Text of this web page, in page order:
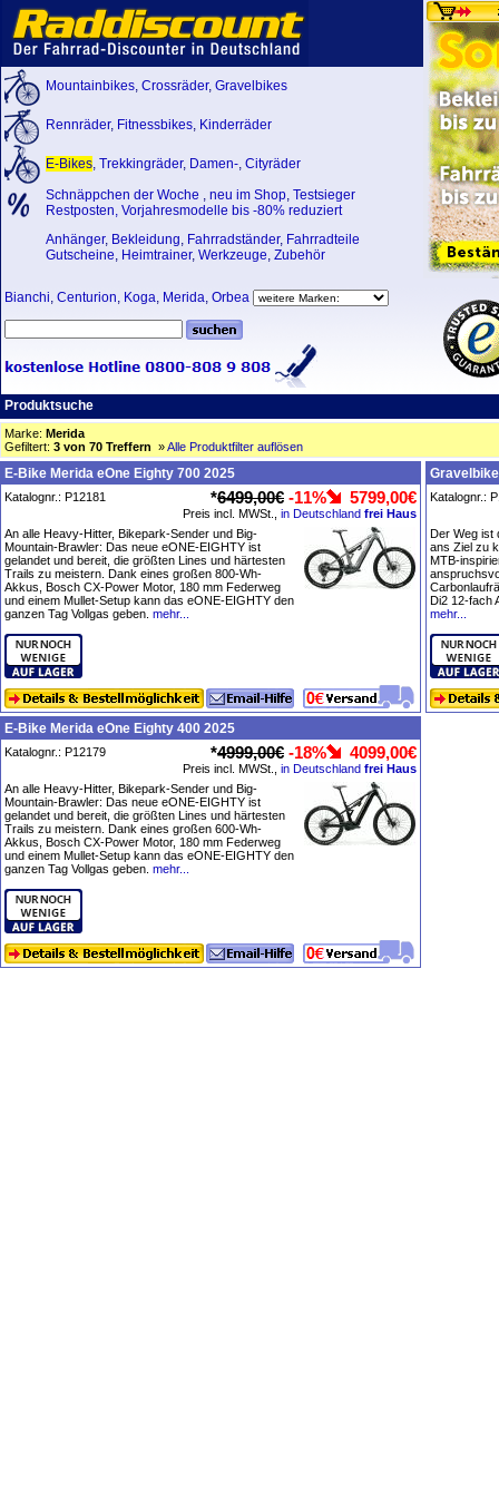
Mountainbikes, Crossräder, Gravelbikes
Rennräder, Fitnessbikes, Kinderräder
E-Bikes, Trekkingräder, Damen-, Cityräder
Schnäppchen der Woche , neu im Shop, Testsieger
Restposten, Vorjahresmodelle bis -80% reduziert
Anhänger, Bekleidung, Fahrradständer, Fahrradteile
Gutscheine, Heimtrainer, Werkzeuge, Zubehör
Bianchi, Centurion, Koga, Merida, Orbea
Produktsuche
Marke: Merida
Gefiltert: 3 von 70 Treffern »Alle Produktfilter auflösen
E-Bike Merida eOne Eighty 700 2025
Katalognr.: P12181 *6499,00€ -11% 5799,00€
Preis incl. MWSt., in Deutschland frei Haus
An alle Heavy-Hitter, Bikepark-Sender und Big-
Mountain-Brawler: Das neue eONE-EIGHTY ist
gelandet und bereit, die größten Lines und härtesten
Trails zu meistern. Dank eines großen 800-Wh-
Akkus, Bosch CX-Power Motor, 180 mm Federweg
und einem Mullet-Setup kann das eONE-EIGHTY den
ganzen Tag Vollgas geben. mehr...
Katalognr.:
Der Weg ist
ans Ziel zu
MTB-
Di2 12-fach
mehr...
E-Bike Merida eOne Eighty 400 2025
Katalognr.: P12179 *4999,00€ -18% 4099,00€
Preis incl. MWSt., in Deutschland frei Haus
An alle Heavy-Hitter, Bikepark-Sender und Big-
Mountain-Brawler: Das neue eONE-EIGHTY ist
gelandet und bereit, die größten Lines und härtesten
Trails zu meistern. Dank eines großen 600-Wh-
Akkus, Bosch CX-Power Motor, 180 mm Federweg
und einem Mullet-Setup kann das eONE-EIGHTY den
ganzen Tag Vollgas geben. mehr...